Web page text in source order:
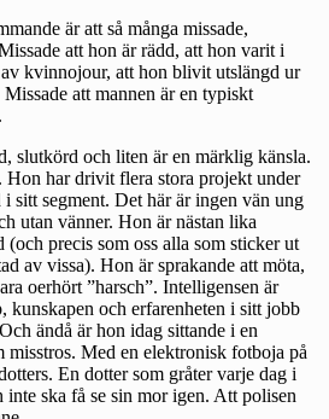
är att så många missade,
att hon är rädd, att hon varit i
kvinnojour, att hon blivit utslängd ur
att mannen är en typiskt
slutkörd och liten är en märklig känsla.
Hon har drivit flera stora projekt under
sitt segment. Det här är ingen vän ung
utan vänner. Hon är nästan lika
(och precis som oss alla som sticker ut
av vissa). Hon är sprakande att möta,
oerhört ”harsch”. Intelligensen är
kunskapen och erfarenheten i sitt jobb
ändå är hon idag sittande i en
misstros. Med en elektronisk fotboja på
En dotter som gråter varje dag i
inte ska få se sin mor igen. Att polisen